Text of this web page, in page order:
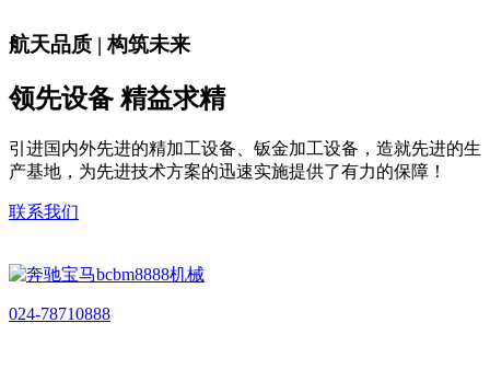
航天品质 | 构筑未来
领先设备 精益求精
引进国内外先进的精加工设备、钣金加工设备，造就先进的生
产基地，为先进技术方案的迅速实施提供了有力的保障！
联系我们
024-78710888